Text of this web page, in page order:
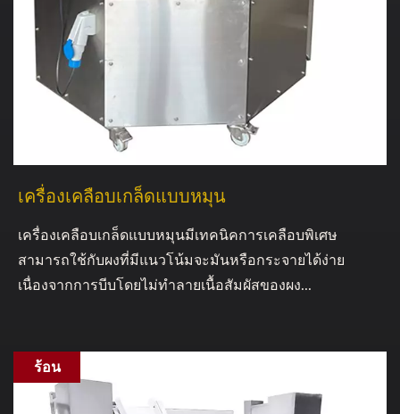
เครื่องเคลือบเกล็ดแบบหมุน
เครื่องเคลือบเกล็ดแบบหมุนมีเทคนิคการเคลือบพิเศษ
สามารถใช้กับผงที่มีแนวโน้มจะมันหรือกระจายได้ง่าย
เนื่องจากการบีบโดยไม่ทำลายเนื้อสัมผัสของผง...
ร้อน